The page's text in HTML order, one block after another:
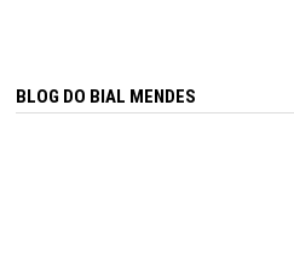
BLOG DO BIAL MENDES